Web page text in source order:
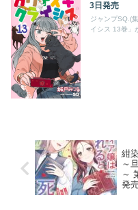
3日発売
ジャンプSQ.(
イシス 13巻」
紺
～
～
発売